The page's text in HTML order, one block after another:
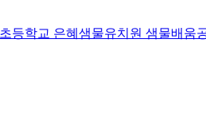
등학교 은혜샘물유치원 샘물배움